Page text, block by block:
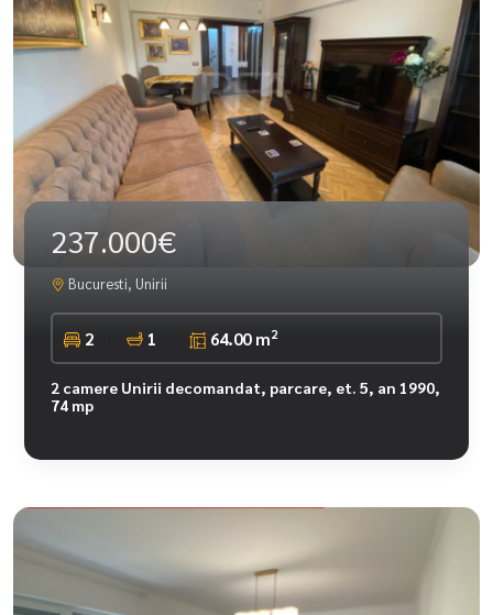
237.000€
Bucuresti, Unirii
2 1 64.00 m2
2 camere Unirii decomandat, parcare, et. 5, an 1990,
74 mp